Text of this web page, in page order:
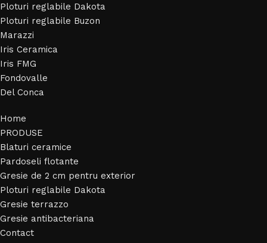
Ploturi reglabile Dakota
Ploturi reglabile Buzon
Marazzi
Iris Ceramica
Iris FMG
Fondovalle
Del Conca
Home
PRODUSE
Blaturi ceramice
Pardoseli flotante
Gresie de 2 cm pentru exterior
Ploturi reglabile Dakota
Gresie terrazzo
Gresie antibacteriana
Contact